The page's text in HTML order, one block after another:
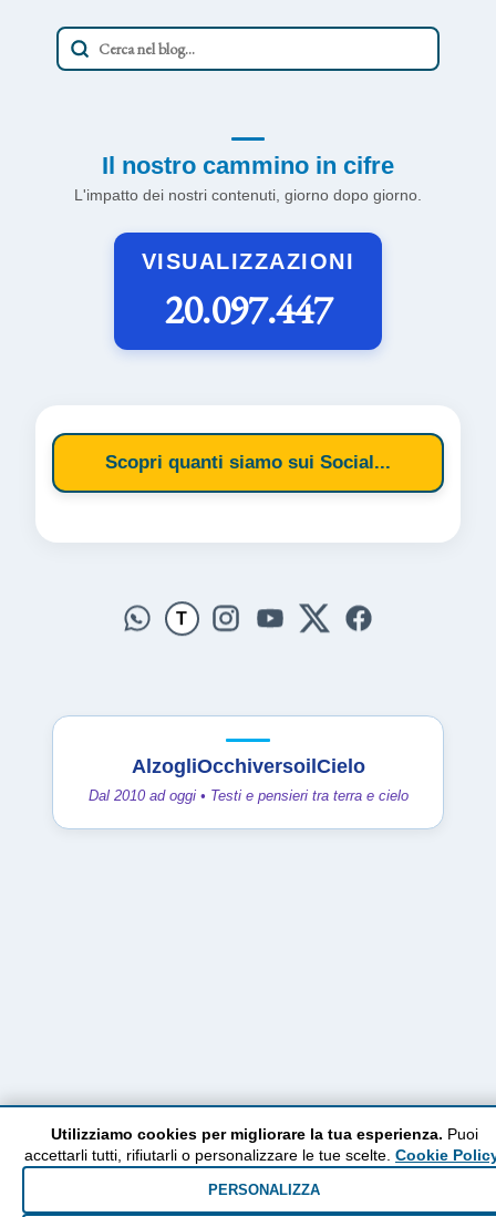
Il nostro cammino in cifre
L'impatto dei nostri contenuti, giorno dopo giorno.
VISUALIZZAZIONI
20.097.447
Scopri quanti siamo sui Social...
T
AlzogliOcchiversoilCielo
Dal 2010 ad oggi • Testi e pensieri tra terra e cielo
Utilizziamo cookies per migliorare la tua esperienza. Puoi
accettarli tutti, rifiutarli o personalizzare le tue scelte. Cookie
PERSONALIZZA